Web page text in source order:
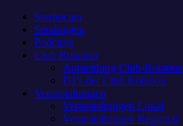
Studiocam
Sendungen
Podcasts
Club Rotation
Anmeldung Club-Rotation
DJ’s der Club Rotation
Veranstaltungen
Veranstaltungen Lokal
Veranstaltungen Regional